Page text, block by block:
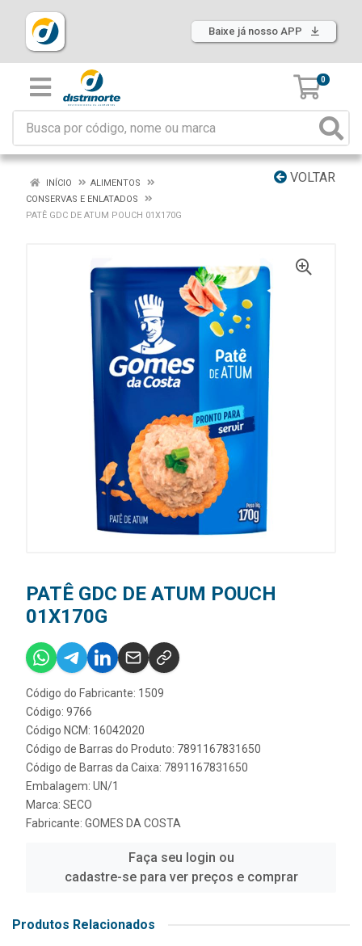
Baixe já nosso APP
0
VOLTAR
INÍCIO
ALIMENTOS
CONSERVAS E ENLATADOS
PATÊ GDC DE ATUM POUCH 01X170G
PATÊ GDC DE ATUM POUCH
01X170G
Código do Fabricante: 1509
Código: 9766
Código NCM: 16042020
Código de Barras do Produto: 7891167831650
Código de Barras da Caixa: 7891167831650
Embalagem: UN/1
Marca: SECO
Fabricante: GOMES DA COSTA
Faça seu login ou
cadastre-se para ver preços e comprar
Produtos Relacionados